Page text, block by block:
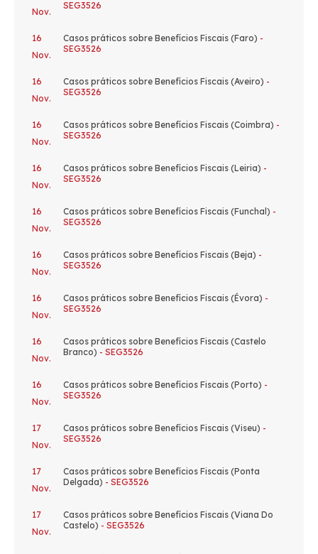
Nov.
SEG3526
16
Nov.
Casos práticos sobre Benefícios Fiscais (Faro) -
SEG3526
16
Nov.
Casos práticos sobre Benefícios Fiscais (Aveiro) -
SEG3526
16
Nov.
Casos práticos sobre Benefícios Fiscais (Coimbra) -
SEG3526
16
Nov.
Casos práticos sobre Benefícios Fiscais (Leiria) -
SEG3526
16
Nov.
Casos práticos sobre Benefícios Fiscais (Funchal) -
SEG3526
16
Nov.
Casos práticos sobre Benefícios Fiscais (Beja) -
SEG3526
16
Nov.
Casos práticos sobre Benefícios Fiscais (Évora) -
SEG3526
16
Nov.
Casos práticos sobre Benefícios Fiscais (Castelo
Branco) - SEG3526
16
Nov.
Casos práticos sobre Benefícios Fiscais (Porto) -
SEG3526
17
Nov.
Casos práticos sobre Benefícios Fiscais (Viseu) -
SEG3526
17
Nov.
Casos práticos sobre Benefícios Fiscais (Ponta
Delgada) - SEG3526
17
Nov.
Casos práticos sobre Benefícios Fiscais (Viana Do
Castelo) - SEG3526